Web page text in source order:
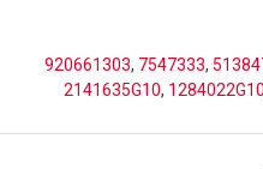
920661303, 7547333,
2141635G10, 1284022G10